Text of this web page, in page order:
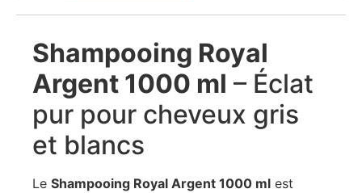
Shampooing Royal
Argent 1000 ml – Éclat
pur pour cheveux gris
et blancs
Le Shampooing Royal Argent 1000 ml est